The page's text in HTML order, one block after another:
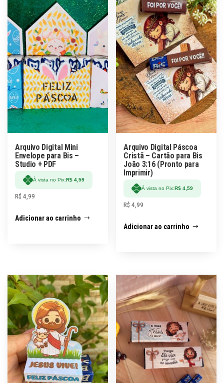
Arquivo Digital Mini
Envelope para Bis –
Studio + PDF
À vista no Pix:R$ 4,59
R$ 4,99
Adicionar ao carrinho
Arquivo Digital Páscoa
Cristã – Cartão para Bis
João 3:16 (Pronto para
Imprimir)
À vista no Pix:R$ 4,59
R$ 4,99
Adicionar ao carrinho